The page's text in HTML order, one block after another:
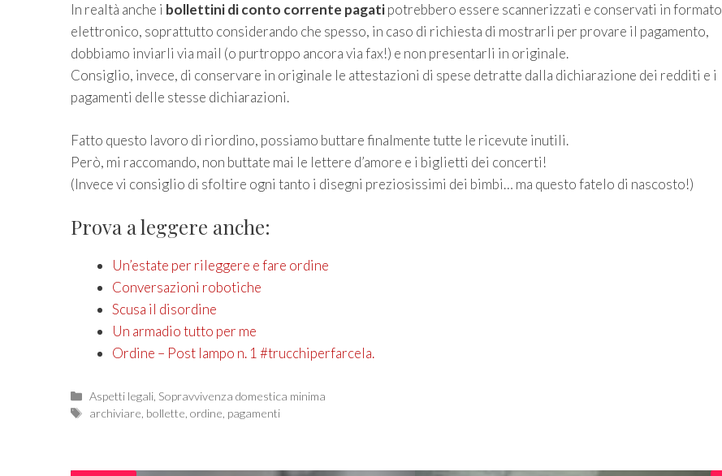
In realtà anche i bollettini di conto corrente pagatipotrebbero essere scannerizzati e conservati in formato
elettronico, soprattutto considerando che spesso, in caso di richiesta di mostrarli per provare il pagamento,
dobbiamo inviarli via mail (o purtroppo ancora via fax!) e non presentarli in originale.
Consiglio, invece, di conservare in originale le attestazioni di spese detratte dalla dichiarazione dei redditi e i
pagamenti delle stesse dichiarazioni.
Fatto questo lavoro di riordino, possiamo buttare finalmente tutte le ricevute inutili.
Però, mi raccomando, non buttate mai le lettere d’amore e i biglietti dei concerti!
(Invece vi consiglio di sfoltire ogni tanto i disegni preziosissimi dei bimbi… ma questo fatelo di nascosto!)
Prova a leggere anche:
Un’estate per rileggere e fare ordine
Conversazioni robotiche
Scusa il disordine
Un armadio tutto per me
Ordine – Post lampo n. 1 #trucchiperfarcela.
Categories
Aspetti legali Sopravvivenza domestica minima
Tags
archiviare bollette ,ordine pagamenti